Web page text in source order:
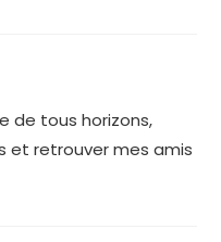
de tous horizons,
et retrouver mes amis